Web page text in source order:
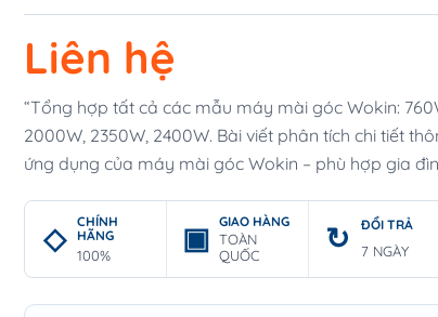
Liên hệ
“Tổng hợp tất cả các mẫu máy mài góc Wokin:
2000W, 2350W, 2400W. Bài viết phân tích chi tiết
ứng dụng của máy mài góc Wokin – phù hợp gia
CHÍNH
HÃNG
100%
GIAO HÀNG
TOÀN
QUỐC
ĐỔI TRẢ
7 NGÀY